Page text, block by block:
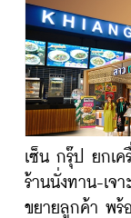
เซ็น กรุ๊ป ยกเค
ร้านนั่งทาน-เจ
ขยายลูกค้า พร้